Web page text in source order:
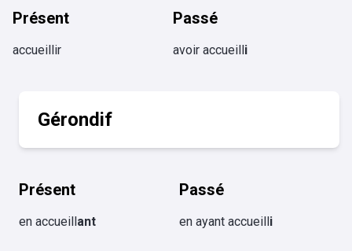
Présent
accueillir
Passé
avoir accueilli
Gérondif
Présent
en accueillant
Passé
en ayant accueilli